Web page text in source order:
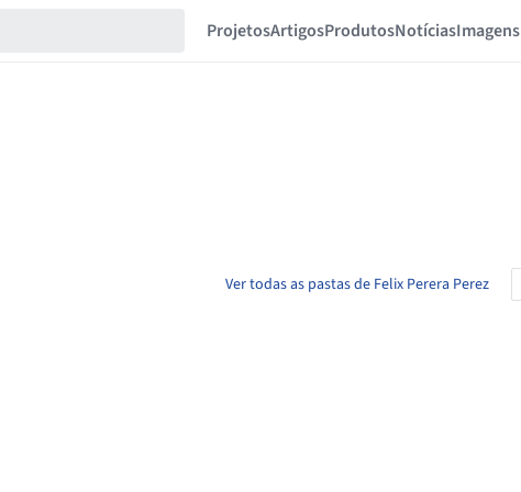
ProjetosArtigosProdutosNotíciasImagens
Ver todas as pastas de Felix Perera Perez